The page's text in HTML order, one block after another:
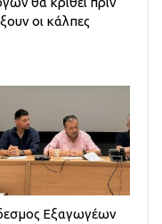
οι κάλπες
Εξαγωγέων